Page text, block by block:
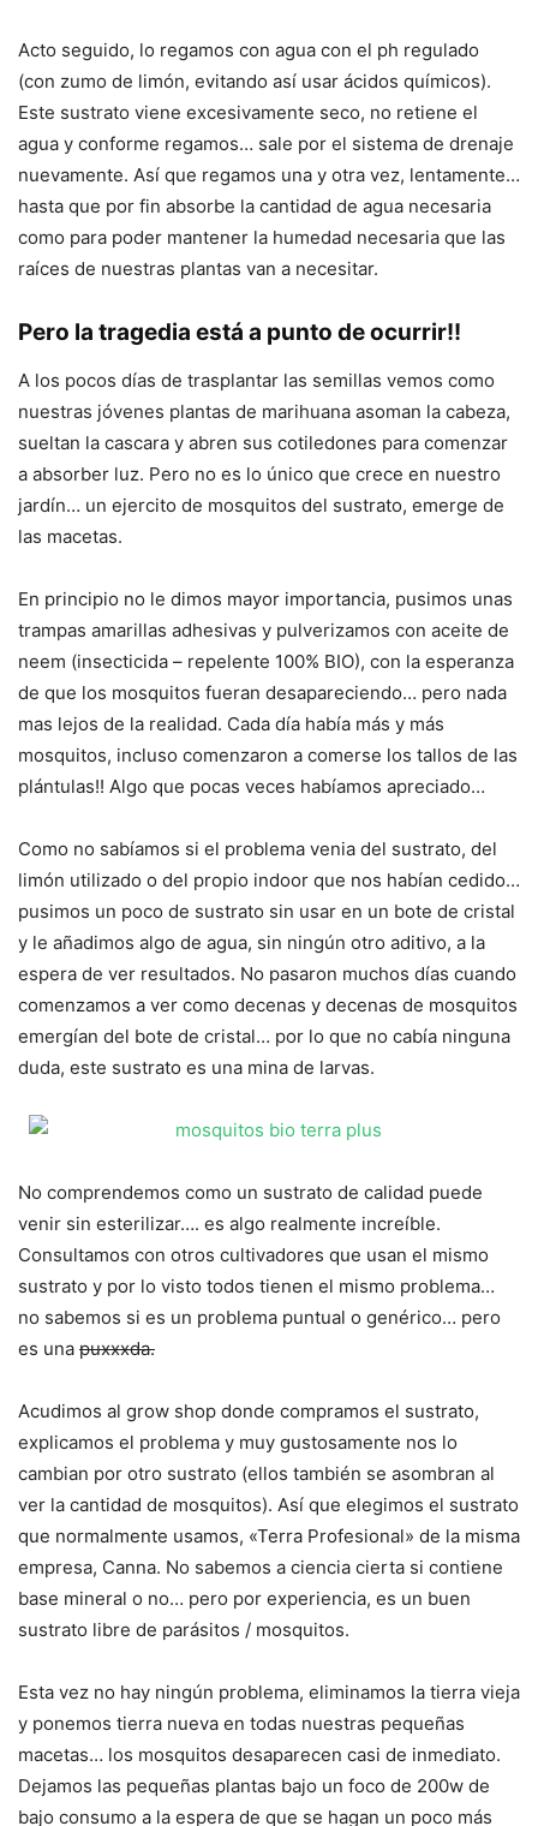
Acto seguido, lo regamos con agua con el ph regulado
(con zumo de limón, evitando así usar ácidos químicos).
Este sustrato viene excesivamente seco, no retiene el
agua y conforme regamos… sale por el sistema de drenaje
nuevamente. Así que regamos una y otra vez, lentamente…
hasta que por fin absorbe la cantidad de agua necesaria
como para poder mantener la humedad necesaria que las
raíces de nuestras plantas van a necesitar.
Pero la tragedia está a punto de ocurrir!!
A los pocos días de trasplantar las semillas vemos como
nuestras jóvenes plantas de marihuana asoman la cabeza,
sueltan la cascara y abren sus cotiledones para comenzar
a absorber luz. Pero no es lo único que crece en nuestro
jardín… un ejercito de mosquitos del sustrato, emerge de
las macetas.
En principio no le dimos mayor importancia, pusimos unas
trampas amarillas adhesivas y pulverizamos con aceite de
neem (insecticida – repelente 100% BIO), con la esperanza
de que los mosquitos fueran desapareciendo… pero nada
mas lejos de la realidad. Cada día había más y más
mosquitos, incluso comenzaron a comerse los tallos de las
plántulas!! Algo que pocas veces habíamos apreciado…
Como no sabíamos si el problema venia del sustrato, del
limón utilizado o del propio indoor que nos habían cedido…
pusimos un poco de sustrato sin usar en un bote de cristal
y le añadimos algo de agua, sin ningún otro aditivo, a la
espera de ver resultados. No pasaron muchos días cuando
comenzamos a ver como decenas y decenas de mosquitos
emergían del bote de cristal… por lo que no cabía ninguna
duda, este sustrato es una mina de larvas.
No comprendemos como un sustrato de calidad puede
venir sin esterilizar…. es algo realmente increíble.
Consultamos con otros cultivadores que usan el mismo
sustrato y por lo visto todos tienen el mismo problema…
no sabemos si es un problema puntual o genérico… pero
es una puxxxda.
Acudimos al grow shop donde compramos el sustrato,
explicamos el problema y muy gustosamente nos lo
cambian por otro sustrato (ellos también se asombran al
ver la cantidad de mosquitos). Así que elegimos el sustrato
que normalmente usamos, «Terra Profesional» de la misma
empresa, Canna. No sabemos a ciencia cierta si contiene
base mineral o no… pero por experiencia, es un buen
sustrato libre de parásitos / mosquitos.
Esta vez no hay ningún problema, eliminamos la tierra vieja
y ponemos tierra nueva en todas nuestras pequeñas
macetas… los mosquitos desaparecen casi de inmediato.
Dejamos las pequeñas plantas bajo un foco de 200w de
bajo consumo a la espera de que se hagan un poco más